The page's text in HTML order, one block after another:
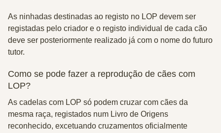
As ninhadas destinadas ao registo no LOP devem ser
registadas pelo criador e o registo individual de cada cão
deve ser posteriormente realizado já com o nome do futuro
tutor.
Como se pode fazer a reprodução de cães com
LOP?
As cadelas com LOP só podem cruzar com cães da
mesma raça, registados num Livro de Origens
reconhecido, excetuando cruzamentos oficialmente